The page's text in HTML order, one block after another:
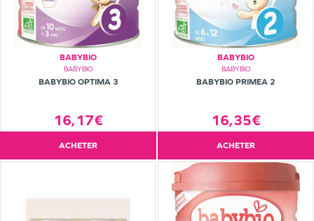
BABYBIO
BABYBIO
BABYBIO OPTIMA 3
16,17€
ACHETER
BABYBIO
BABYBIO
BABYBIO PRIMEA 2
16,35€
ACHETER